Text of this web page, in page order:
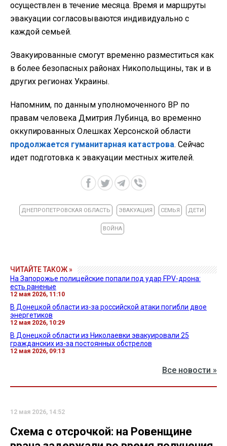
осуществлен в течение месяца. Время и маршруты
эвакуации согласовываются индивидуально с
каждой семьей.
Эвакуированные смогут временно разместиться как
в более безопасных районах Никопольщины, так и в
других регионах Украины.
Напомним, по данным уполномоченного ВР по
правам человека Дмитрия Лубинца, во временно
оккупированных Олешках Херсонской области
продолжается гуманитарная катастрова. Сейчас
идет подготовка к эвакуации местных жителей.
ДНЕПРОПЕТРОВСКАЯ ОБЛАСТЬ ЭВАКУАЦИЯ СЕМЬЯ ДЕТИ
ВОЙНА
ЧИТАЙТЕ ТАКОЖ »
На Запорожье полицейские попали под удар FPV-дрона:
есть раненые
12 мая 2026, 11:10
В Донецкой области из-за российской атаки погибли двое
энергетиков
12 мая 2026, 10:29
В Донецкой области из Николаевки эвакуировали 25
гражданских из-за постоянных обстрелов
12 мая 2026, 09:13
Все новости »
12 мая 2026, 14:52
Схема с отсрочкой: на Ровенщине